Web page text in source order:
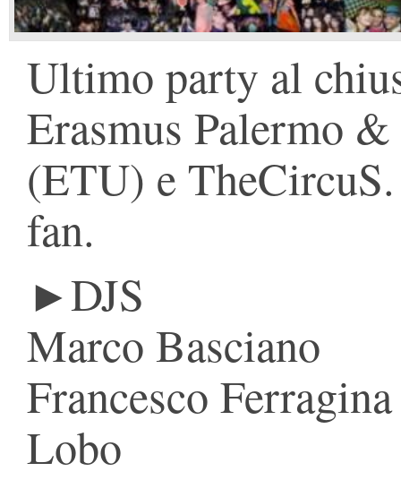
Ultimo party al
Erasmus Palermo
(ETU) e
fan.
►DJS
Marco Basciano
Francesco Ferragina
Lobo